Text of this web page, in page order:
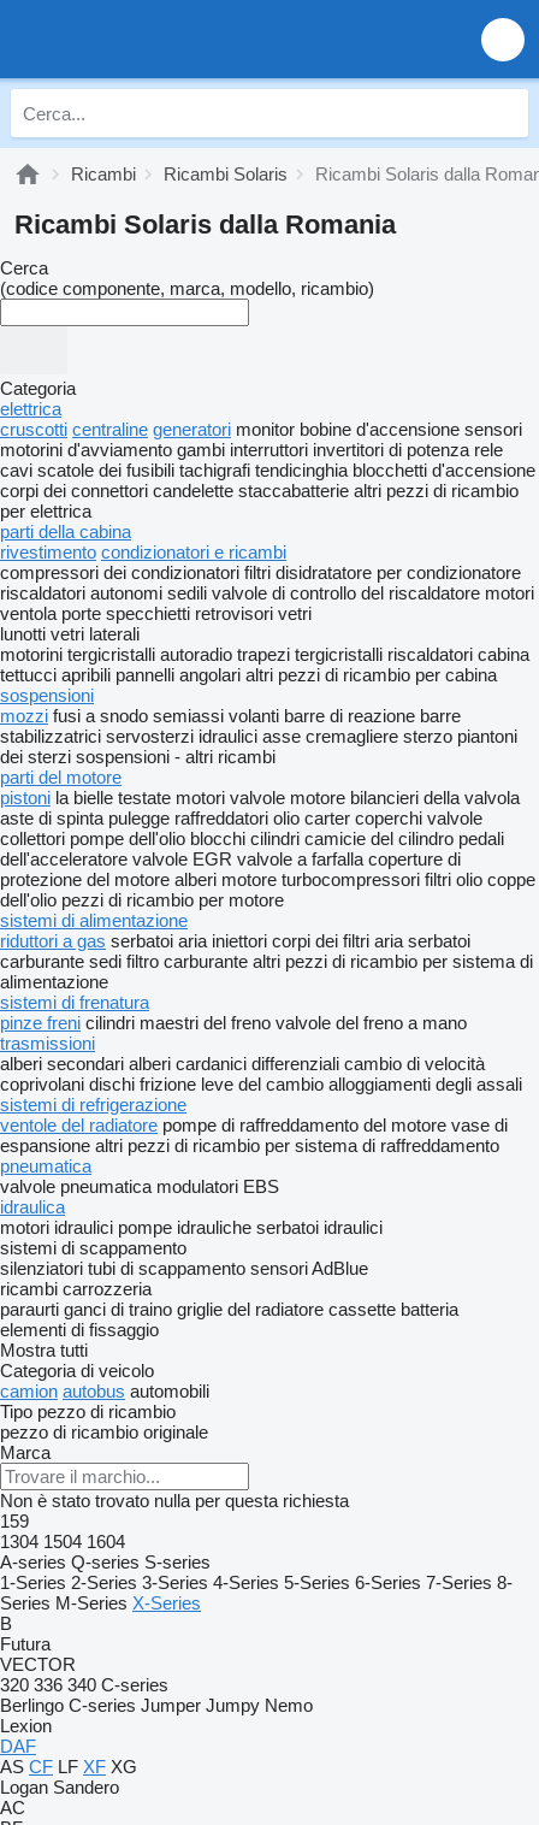
Ricambi Ricambi Solaris Ricambi Solaris dalla
Ricambi Solaris dalla Romania
Cerca
(codice componente, marca, modello, ricambio)
Categoria
elettrica
cruscotti centraline generatori monitor bobine d'accensione sensori
motorini d'avviamento gambi interruttori invertitori di potenza rele
cavi scatole dei fusibili tachigrafi tendicinghia blocchetti d'accensione
corpi dei connettori candelette staccabatterie altri pezzi di ricambio
per elettrica
parti della cabina
rivestimento condizionatori e ricambi
compressori dei condizionatori filtri disidratatore per condizionatore
riscaldatori autonomi sedili valvole di controllo del riscaldatore motori
ventola porte specchietti retrovisori vetri
lunotti vetri laterali
motorini tergicristalli autoradio trapezi tergicristalli riscaldatori cabina
tettucci apribili pannelli angolari altri pezzi di ricambio per cabina
sospensioni
mozzi fusi a snodo semiassi volanti barre di reazione barre
stabilizzatrici servosterzi idraulici asse cremagliere sterzo piantoni
dei sterzi sospensioni - altri ricambi
parti del motore
pistoni la bielle testate motori valvole motore bilancieri della valvola
aste di spinta pulegge raffreddatori olio carter coperchi valvole
collettori pompe dell'olio blocchi cilindri camicie del cilindro pedali
dell'acceleratore valvole EGR valvole a farfalla coperture di
protezione del motore alberi motore turbocompressori filtri olio coppe
dell'olio pezzi di ricambio per motore
sistemi di alimentazione
riduttori a gas serbatoi aria iniettori corpi dei filtri aria serbatoi
carburante sedi filtro carburante altri pezzi di ricambio per sistema di
alimentazione
sistemi di frenatura
pinze freni cilindri maestri del freno valvole del freno a mano
trasmissioni
alberi secondari alberi cardanici differenziali cambio di velocità
coprivolani dischi frizione leve del cambio alloggiamenti degli assali
sistemi di refrigerazione
ventole del radiatore pompe di raffreddamento del motore vase di
espansione altri pezzi di ricambio per sistema di raffreddamento
pneumatica
valvole pneumatica modulatori EBS
idraulica
motori idraulici pompe idrauliche serbatoi idraulici
sistemi di scappamento
silenziatori tubi di scappamento sensori AdBlue
ricambi carrozzeria
paraurti ganci di traino griglie del radiatore cassette batteria
elementi di fissaggio
Mostra tutti
Categoria di veicolo
camion autobus automobili
Tipo pezzo di ricambio
pezzo di ricambio originale
Marca
Non è stato trovato nulla per questa richiesta
159
1304 1504 1604
A-series Q-series S-series
1-Series 2-Series 3-Series 4-Series 5-Series 6-Series 7-Series 8-
Series M-Series X-Series
B
Futura
VECTOR
320 336 340 C-series
Berlingo C-series Jumper Jumpy Nemo
Lexion
DAF
AS CF LF XF XG
Logan Sandero
AC